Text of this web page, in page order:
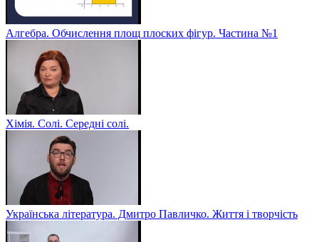
Алгебра. Обчислення площ плоских фігур. Частина №1
Хімія. Солі. Середні солі.
Українська література. Дмитро Павличко. Життя і творчість